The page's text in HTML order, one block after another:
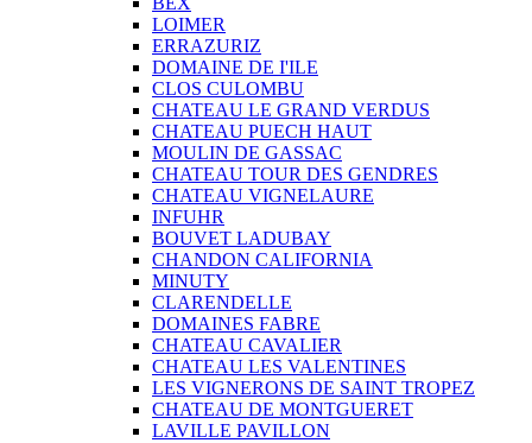
LOIMER
ERRAZURIZ
DOMAINE DE I'ILE
CLOS CULOMBU
CHATEAU LE GRAND VERDUS
CHATEAU PUECH HAUT
MOULIN DE GASSAC
CHATEAU TOUR DES GENDRES
CHATEAU VIGNELAURE
INFUHR
BOUVET LADUBAY
CHANDON CALIFORNIA
MINUTY
CLARENDELLE
DOMAINES FABRE
CHATEAU CAVALIER
CHATEAU LES VALENTINES
LES VIGNERONS DE SAINT TROPEZ
CHATEAU DE MONTGUERET
LAVILLE PAVILLON